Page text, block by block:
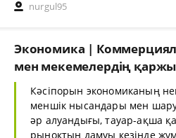
nurgul95
Экономика |
мен мекемелердің
Кәсiпорын экономиканың
меншік нысандары мен
әр алуандығы, тауар-ақша
рыноктың дамуы кезiнде